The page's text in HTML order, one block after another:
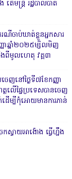
មន្ត្រី រដ្ឋបាលបាត់
ណីចាប់ឃាត់ខ្លួនអ្នកសារ
ញាឆ្នាំ២០២៥ម្សិលមិញ
ពីមូលហេតុ វគ្គ៣
ចេញនៅថ្ងៃទី៧ខែកញ្ញា
ថលើផ្ទៃប្រទេសបានចេញ
ក់ដើម្បីកុំអោយមានការភាន់
វាយអាង៉ោង ធ្វើហ្នឹង